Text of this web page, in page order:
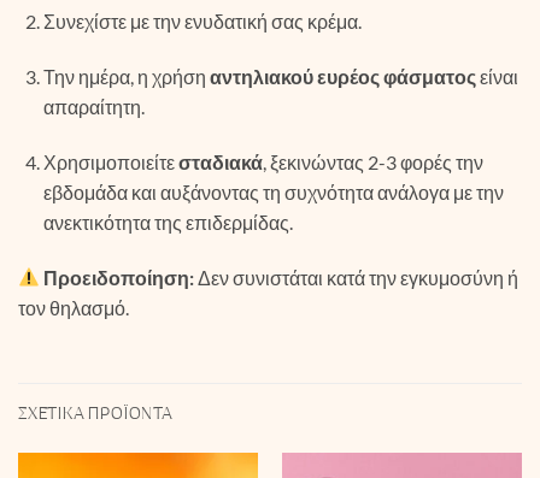
Συνεχίστε με την ενυδατική σας κρέμα.
Την ημέρα, η χρήση αντηλιακού ευρέος φάσματοςείναι
απαραίτητη.
Χρησιμοποιείτεσταδιακά, ξεκινώντας 2-3 φορές την
εβδομάδα και αυξάνοντας τη συχνότητα ανάλογα με την
ανεκτικότητα της επιδερμίδας.
Προειδοποίηση: Δεν συνιστάται κατά την εγκυμοσύνη ή
τον θηλασμό.
ΣΧΕΤΙΚΆ ΠΡΟΪΌΝΤΑ